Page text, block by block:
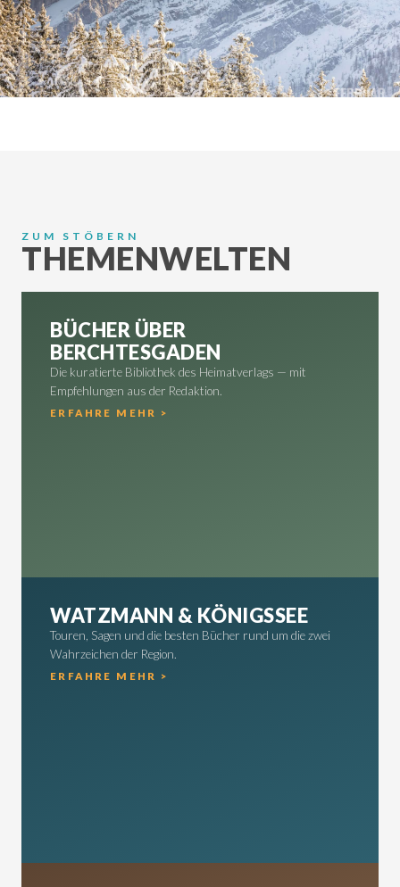
ZUM STÖBERN
THEMENWELTEN
BÜCHER ÜBER
BERCHTESGADEN
Die kuratierte Bibliothek des Heimatverlags — mit
Empfehlungen aus der Redaktion.
ERFAHRE MEHR >
WATZMANN & KÖNIGSSEE
Touren, Sagen und die besten Bücher rund um die zwei
Wahrzeichen der Region.
ERFAHRE MEHR >